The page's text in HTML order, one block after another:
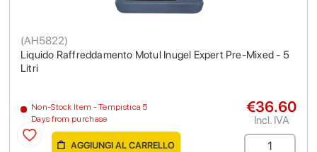
Liquido Raffreddamento Motul Inugel Expert Pre-Mixed - 5
Litri
(AH5822)
Non-Stock Item - Tempistica 5
Days from purchase
€36.60
Incl. IVA
AGGIUNGI AL CARRELLO